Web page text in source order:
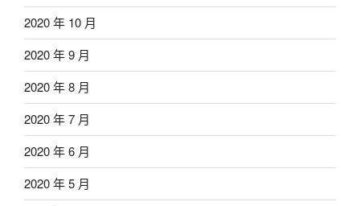
2020 年 10 月
2020 年 9 月
2020 年 8 月
2020 年 7 月
2020 年 6 月
2020 年 5 月